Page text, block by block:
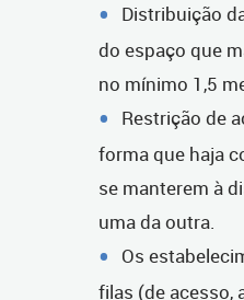
Distribuição
do espaço que
no mínimo 1,5
Restrição de
forma que haja
se manterem à
uma da outra.
Os
filas (de acesso,